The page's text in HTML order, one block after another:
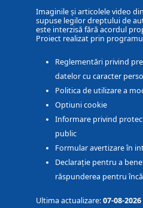
Imaginile și articolele video
supuse legilor dreptului de
este interzisă fără acordul
Proiect realizat prin
Reglementări privind
datelor cu caracter
Politica de utilizare a
Optiuni cookie
Informare privind
public
Formular avertizare în
Declarație pentru a
răspunderea pentru
Ultima actualizare:07-08-2026